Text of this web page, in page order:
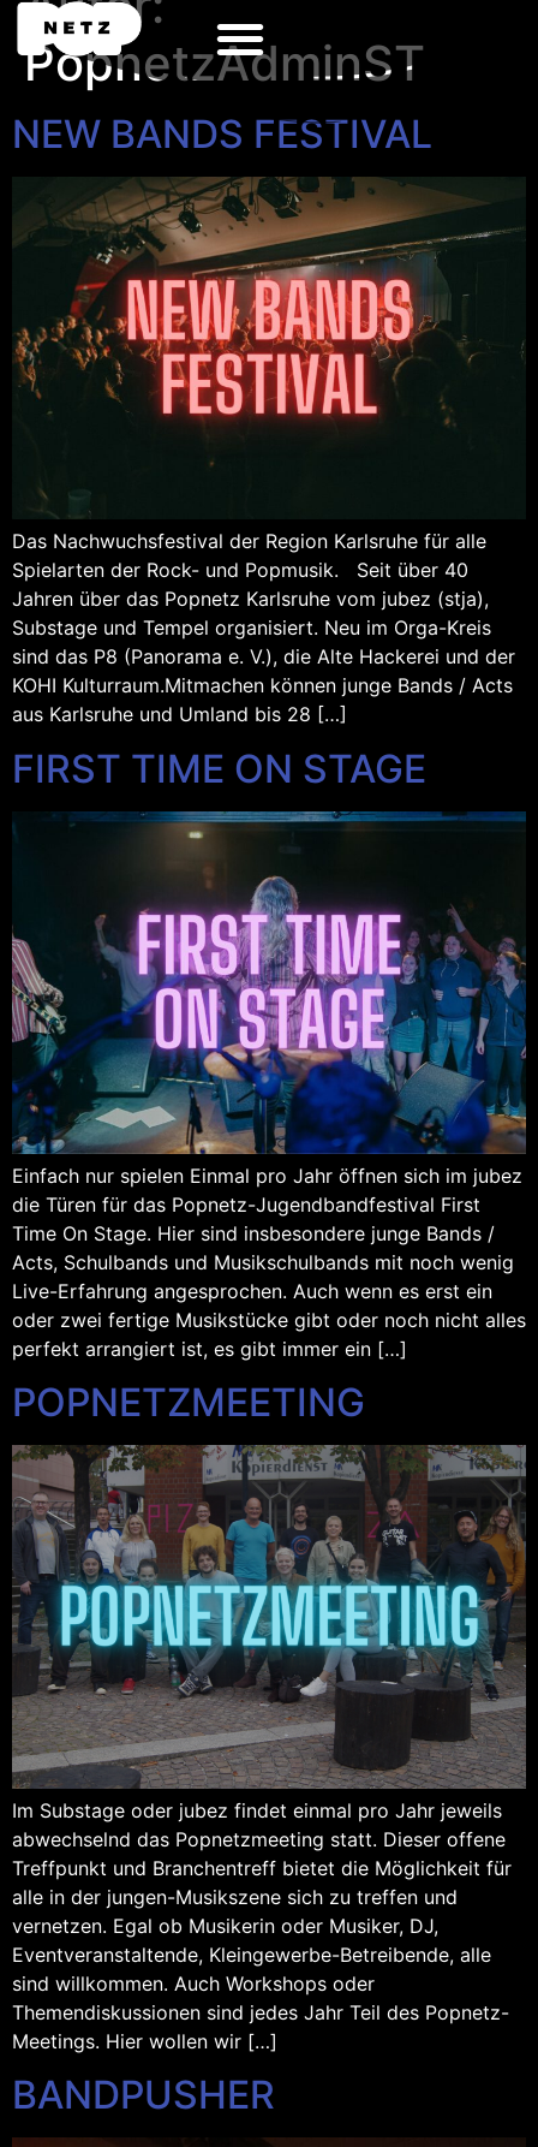
PopnetzAdminST
NEW BANDS FESTIVAL
Das Nachwuchsfestival der Region Karlsruhe für alle
Spielarten der Rock- und Popmusik. Seit über 40
Jahren über das Popnetz Karlsruhe vom jubez (stja),
Substage und Tempel organisiert. Neu im Orga-Kreis
sind das P8 (Panorama e. V.), die Alte Hackerei und der
KOHI Kulturraum.Mitmachen können junge Bands / Acts
aus Karlsruhe und Umland bis 28 […]
FIRST TIME ON STAGE
Einfach nur spielen Einmal pro Jahr öffnen sich im jubez
die Türen für das Popnetz-Jugendbandfestival First
Time On Stage. Hier sind insbesondere junge Bands /
Acts, Schulbands und Musikschulbands mit noch wenig
Live-Erfahrung angesprochen. Auch wenn es erst ein
oder zwei fertige Musikstücke gibt oder noch nicht alles
perfekt arrangiert ist, es gibt immer ein […]
POPNETZMEETING
Im Substage oder jubez findet einmal pro Jahr jeweils
abwechselnd das Popnetzmeeting statt. Dieser offene
Treffpunkt und Branchentreff bietet die Möglichkeit für
alle in der jungen-Musikszene sich zu treffen und
vernetzen. Egal ob Musikerin oder Musiker, DJ,
Eventveranstaltende, Kleingewerbe-Betreibende, alle
sind willkommen. Auch Workshops oder
Themendiskussionen sind jedes Jahr Teil des Popnetz-
Meetings. Hier wollen wir […]
BANDPUSHER